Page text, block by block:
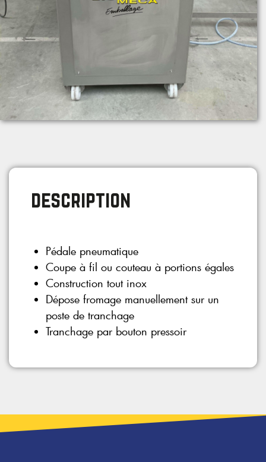
description
Pédale pneumatique
Coupe à fil ou couteau à portions égales
Construction tout inox
Dépose fromage manuellement sur un
poste de tranchage
Tranchage par bouton pressoir